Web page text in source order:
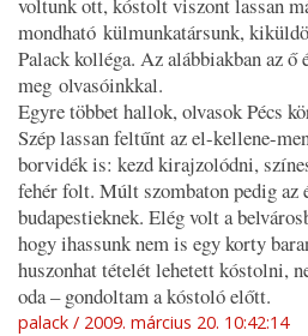
mondható külmunkatársunk,
Palack kolléga. Az alábbiakban az ő
meg olvasóinkkal.
Egyre többet hallok, olvasok Pécs
Szép lassan feltűnt azel-kellene-
borvidék is: kezd kirajzolódni,
fehér folt. Múlt szombaton pedig az
budapestieknek. Elég volt a
hogy ihassunk nem is egy korty
huszonhat tételét lehetett kóstolni,
oda – gondoltam a kóstoló előtt.
palack 2009. március 20. 10:42:14